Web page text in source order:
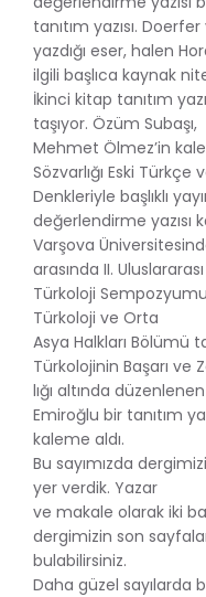
tanıtım yazısı.
yazdığı eser, halen
ilgili başlıca kaynak
İkinci kitap tanıtım
taşıyor. Özüm Subaşı,
Mehmet Ölmez’in
Sözvarlığı Eski Türkçe
Denkleriyle başlıklı
değerlendirme yazısı
Varşova
arasında II. Uluslararası
Türkoloji
Türkoloji ve Orta
Asya Halkları Bölümü
Türkolojinin Başarı ve
lığı altında
Emiroğlu bir tanıtım
kaleme aldı.
Bu sayımızda
yer verdik. Yazar
ve makale olarak iki
dergimizin son
bulabilirsiniz.
Daha güzel sayılarda